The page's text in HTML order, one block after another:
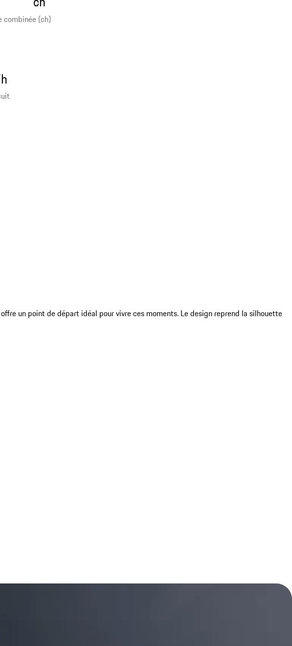
combinée (ch)
un point de départ idéal pour vivre ces moments. Le design reprend la silhouette